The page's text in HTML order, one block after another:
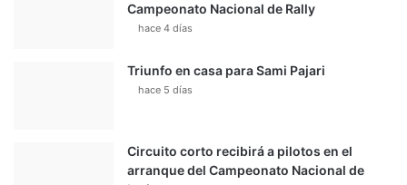
Campeonato Nacional de Rally
hace 4 días
Triunfo en casa para Sami Pajari
hace 5 días
Circuito corto recibirá a pilotos en el
arranque del Campeonato Nacional de